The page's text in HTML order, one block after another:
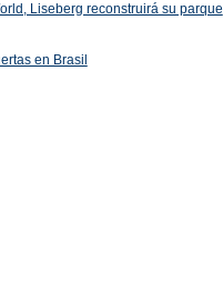
Liseberg reconstruirá su parque
en Brasil